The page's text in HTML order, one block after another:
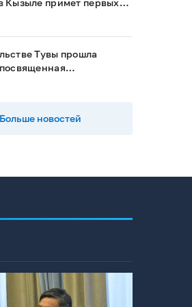
Кызыле примет первых
2028 году»
Тувы прошла
проектам
Больше новостей